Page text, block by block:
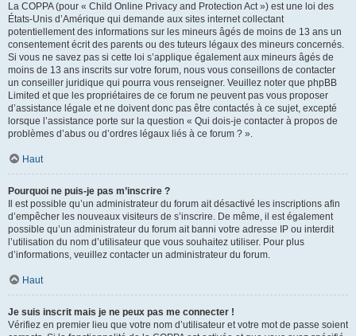
La COPPA (pour « Child Online Privacy and Protection Act ») est une loi des
États-Unis d’Amérique qui demande aux sites internet collectant
potentiellement des informations sur les mineurs âgés de moins de 13 ans un
consentement écrit des parents ou des tuteurs légaux des mineurs concernés.
Si vous ne savez pas si cette loi s’applique également aux mineurs âgés de
moins de 13 ans inscrits sur votre forum, nous vous conseillons de contacter
un conseiller juridique qui pourra vous renseigner. Veuillez noter que phpBB
Limited et que les propriétaires de ce forum ne peuvent pas vous proposer
d’assistance légale et ne doivent donc pas être contactés à ce sujet, excepté
lorsque l’assistance porte sur la question « Qui dois-je contacter à propos de
problèmes d’abus ou d’ordres légaux liés à ce forum ? ».
Haut
Pourquoi ne puis-je pas m’inscrire ?
Il est possible qu’un administrateur du forum ait désactivé les inscriptions afin
d’empêcher les nouveaux visiteurs de s’inscrire. De même, il est également
possible qu’un administrateur du forum ait banni votre adresse IP ou interdit
l’utilisation du nom d’utilisateur que vous souhaitez utiliser. Pour plus
d’informations, veuillez contacter un administrateur du forum.
Haut
Je suis inscrit mais je ne peux pas me connecter !
Vérifiez en premier lieu que votre nom d’utilisateur et votre mot de passe soient